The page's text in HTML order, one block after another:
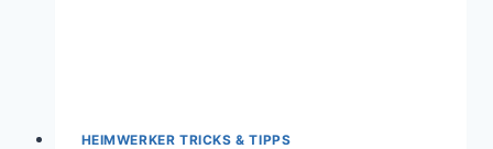
HEIMWERKER TRICKS & TIPPS